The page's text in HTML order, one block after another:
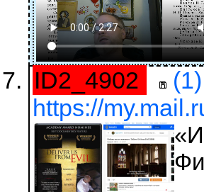
ID2_4902 (1)
https://